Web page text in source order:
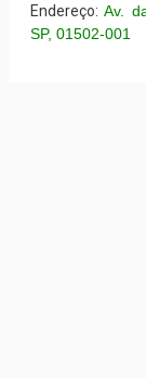
Endereço:Av.
SP, 01502-001